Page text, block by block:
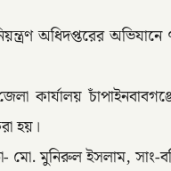
অধিদপ্তরের
জেলা কার্যালয়
হয়।
মুনিরুল ইসলাম, সাং-